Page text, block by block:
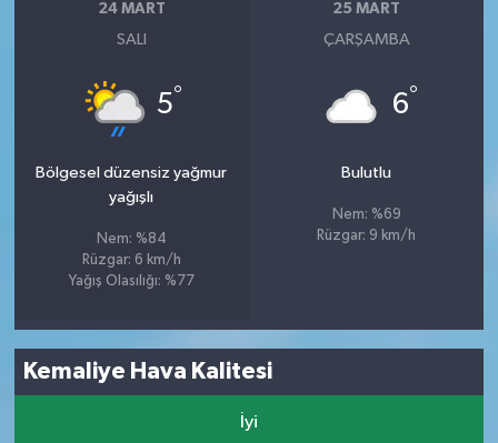
24 MART
SALI
5°
Bölgesel düzensiz yağmur
yağışlı
Nem: %84
Rüzgar: 6 km/h
Yağış Olasılığı: %77
25 MART
ÇARŞAMBA
6°
Bulutlu
Nem: %69
Rüzgar: 9 km/h
Kemaliye Hava Kalitesi
İyi